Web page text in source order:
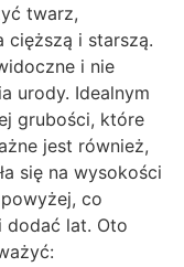
twarz,
cięższą i starszą.
i nie
urody. Idealnym
grubości, które
jest również,
się na wysokości
co
dodać lat. Oto